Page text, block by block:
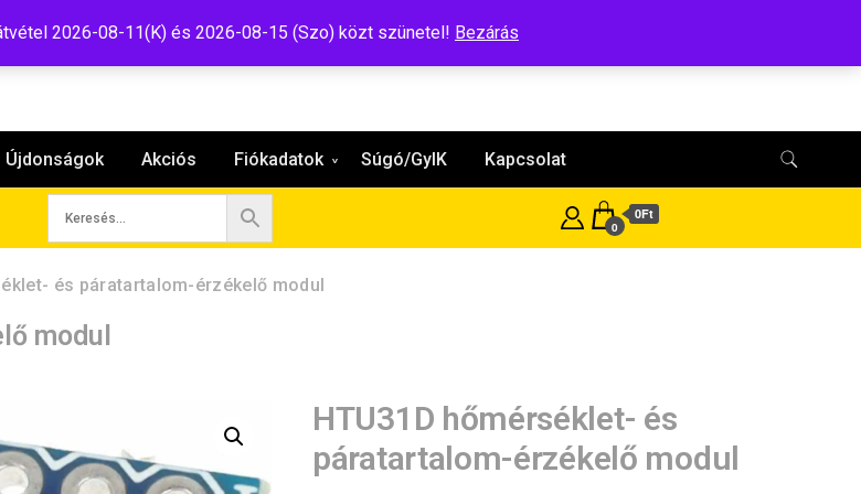
2026-08-11(K) és 2026-08-15 (Szo) közt szünetel! Bezárás
Újdonságok Akciós Fiókadatok Súgó/GyIK Kapcsolat
0
0Ft
és páratartalom-érzékelő modul
modul
HTU31D hőmérséklet- és
páratartalom-érzékelő modul